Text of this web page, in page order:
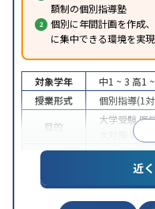
額制の個別指導塾
個別に年間計画を作成
に集中できる環境を実現
対象学年 中1 ~ 3 高1
授業形式
個別指導(1
目的
大学受験医
英検(
中高一貫校
自習室あ
近